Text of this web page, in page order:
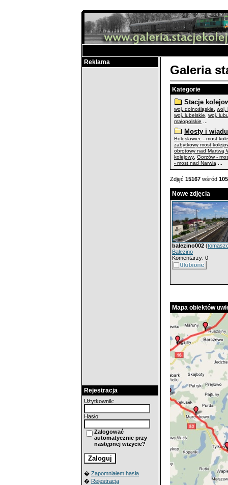
Reklama
Rejestracja
Użytkownik:
Hasło:
Zalogować
automatycznie przy
następnej wizycie?
� Zapomniałem hasła
� Rejestracja
Galeria
Kategorie
Stacje
woj. dolnośląskie
woj.
woj. lubelskie
woj.
małopolskie
Mosty i
Bolesławiec - most
zabytkowy most
obrotowy nad Martwą
kolejowy Gorzów -
- most nad Narwią
Zdjęć 15167 wśród
Nowe zdjęcia
balezino002 (
Balezino
Komentarzy: 0
Mapa obiektów